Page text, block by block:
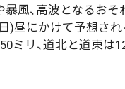
風、高波となるおそ
)昼にかけて予想され
ミリ、道北と道東は